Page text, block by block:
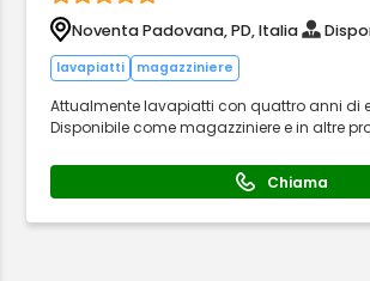
Noventa Padovana, PD, Italia
lavapiatti magazziniere
Attualmente lavapiatti con quattro anni di
Disponibile come magazziniere e in altre
Chiama